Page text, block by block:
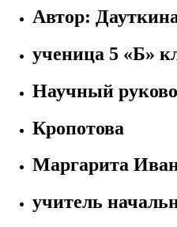
Автор:
ученица 5 «Б»
Научный
Кропотова
Маргарита
учитель